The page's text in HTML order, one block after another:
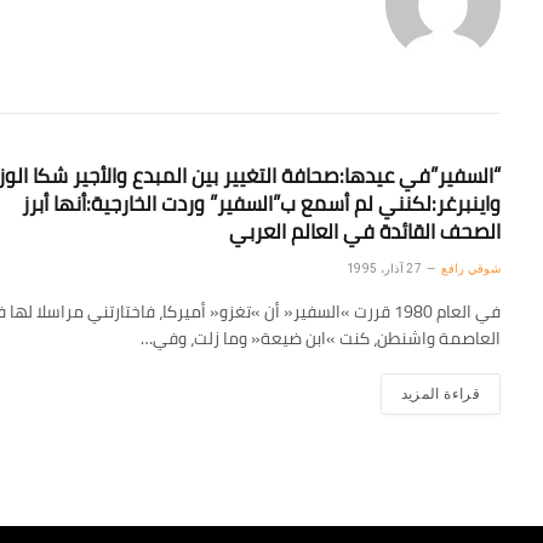
“السفير”في عيدها:صحافة التغيير بين المبدع والأجير شكا
واينبرغر:لكنني لم أسمع ب”السفير” وردت الخارجية:أنها أبرز
الصحف القائدة في العالم العربي
شوقي رافع 27 آذار، 1995
في العام 1980 قررت »السفير« أن »تغزو« أميركا، فاختارتني مراسلا
العاصمة واشنطن، كنت »ابن ضيعة« وما زلت، وفي…
قراءة المزيد